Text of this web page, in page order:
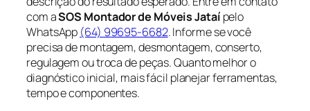
com aSOS Montador de Móveis Jataípelo
WhatsApp (64) 99695-6682. Informe se você
precisa de montagem, desmontagem, conserto,
regulagem ou troca de peças. Quanto melhor o
diagnóstico inicial, mais fácil planejar ferramentas,
tempo e componentes.